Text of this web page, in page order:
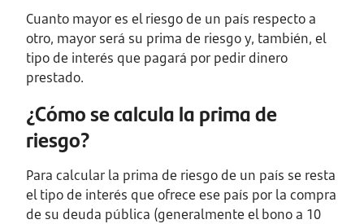
Cuanto mayor es el riesgo de un país respecto a
otro, mayor será su prima de riesgo y, también, el
tipo de interés que pagará por pedir dinero
prestado.
¿Cómo se calcula la prima de
riesgo?
Para calcular la prima de riesgo de un país se resta
el tipo de interés que ofrece ese país por la compra
de su deuda pública (generalmente el bono a 10